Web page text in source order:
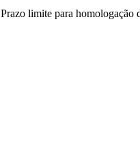
Prazo limite para